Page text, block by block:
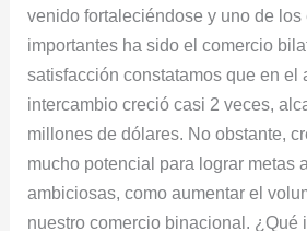
venido fortaleciéndose y uno de los
importantes ha sido el comercio
satisfacción constatamos que en el
intercambio creció casi 2 veces,
millones de dólares. No obstante,
mucho potencial para lograr metas
ambiciosas, como aumentar el
nuestro comercio binacional. ¿Qué